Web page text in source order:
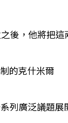
後，他將把這
的克什米爾
列廣泛議題展